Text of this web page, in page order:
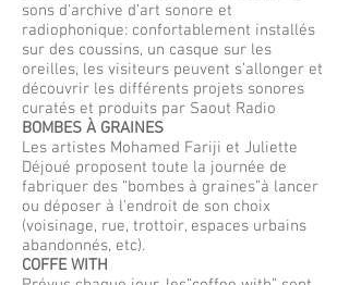
sons d'archive d’art sonore et
radiophonique: confortablement installés
sur des coussins, un casque sur les
oreilles, les visiteurs peuvent s’allonger et
découvrir les différents projets sonores
curatés et produits par Saout Radio
BOMBES À GRAINES
Les artistes Mohamed Fariji et Juliette
Déjoué proposent toute la journée de
fabriquer des “bombes à graines”à lancer
ou déposer à l'endroit de son choix
(voisinage, rue, trottoir, espaces urbains
abandonnés, etc).
COFFE WITH